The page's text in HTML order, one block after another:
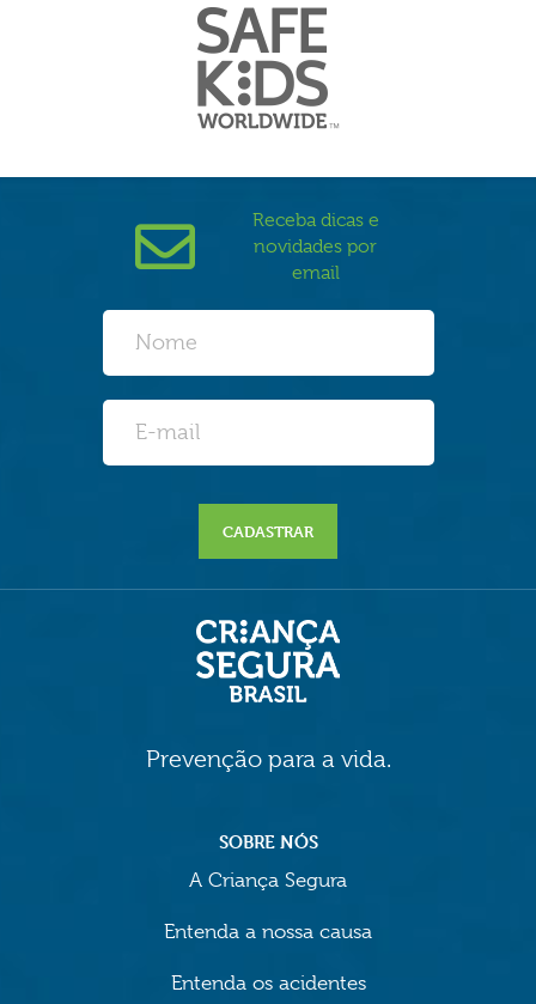
Receba dicas e
novidades por
email
CADASTRAR
Prevenção para a vida.
SOBRE NÓS
A Criança Segura
Entenda a nossa causa
Entenda os acidentes